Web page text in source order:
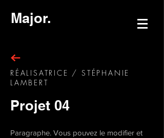
Major.
RÉALISATRICE / STÉPHANIE
LAMBERT
Projet 04
Paragraphe. Vous pouvez le modifier et